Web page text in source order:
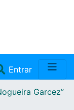
Entrar(current)
Garcez”